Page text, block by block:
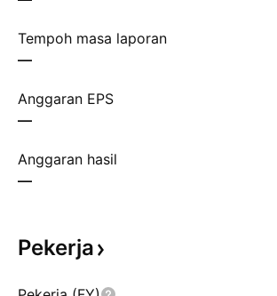
Tempoh masa laporan
—
Anggaran EPS
—
Anggaran hasil
—
Pekerja